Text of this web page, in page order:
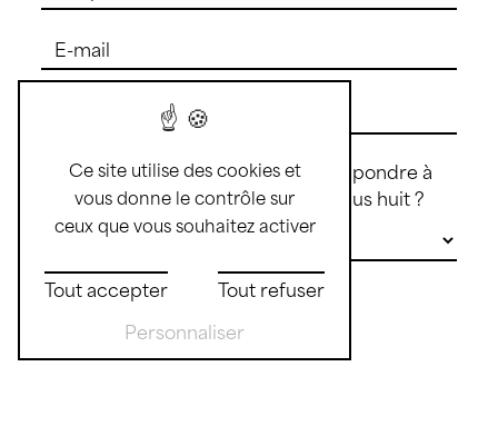
Vous n'êtes pas un robot, veuillez répondre à
cette question : combien font dix plus huit ?
Ce site utilise des cookies et
vous donne le contrôle sur
ceux que vous souhaitez activer
Tout accepter
Tout refuser
Personnaliser